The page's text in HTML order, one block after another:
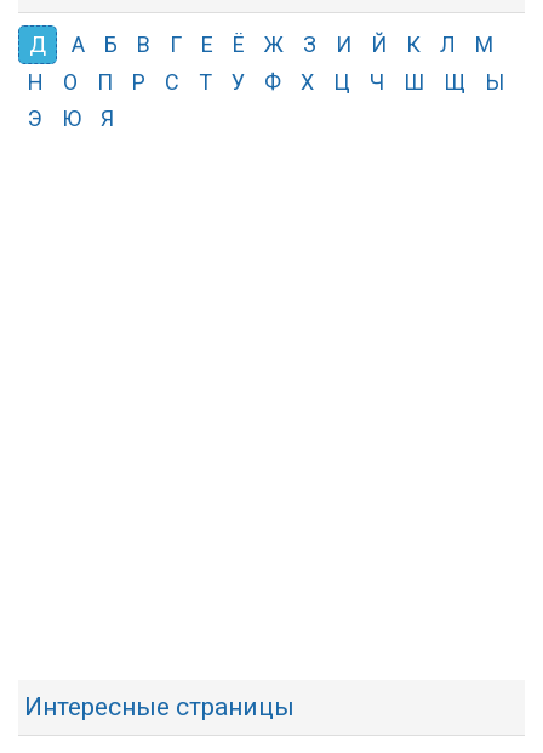
Д А Б В Г Е Ё Ж З И Й К Л
М
Н
О П Р С Т У Ф Х Ц Ч Ш Щ
Ы
Э
Ю Я
Интересные страницы